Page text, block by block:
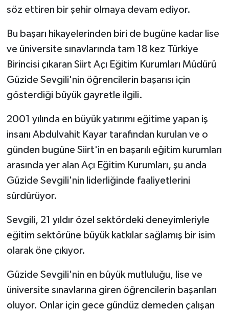
söz ettiren bir şehir olmaya devam ediyor.
Bu başarı hikayelerinden biri de bugüne kadar lise
ve üniversite sınavlarında tam 18 kez Türkiye
Birincisi çıkaran Siirt Açı Eğitim Kurumları Müdürü
Güzide Sevgili'nin öğrencilerin başarısı için
gösterdiği büyük gayretle ilgili.
2001 yılında en büyük yatırımı eğitime yapan iş
insanı Abdulvahit Kayar tarafından kurulan ve o
günden bugüne Siirt'in en başarılı eğitim kurumları
arasında yer alan Açı Eğitim Kurumları, şu anda
Güzide Sevgili'nin liderliğinde faaliyetlerini
sürdürüyor.
Sevgili, 21 yıldır özel sektördeki deneyimleriyle
eğitim sektörüne büyük katkılar sağlamış bir isim
olarak öne çıkıyor.
Güzide Sevgili'nin en büyük mutluluğu, lise ve
üniversite sınavlarına giren öğrencilerin başarıları
oluyor. Onlar için gece gündüz demeden çalışan